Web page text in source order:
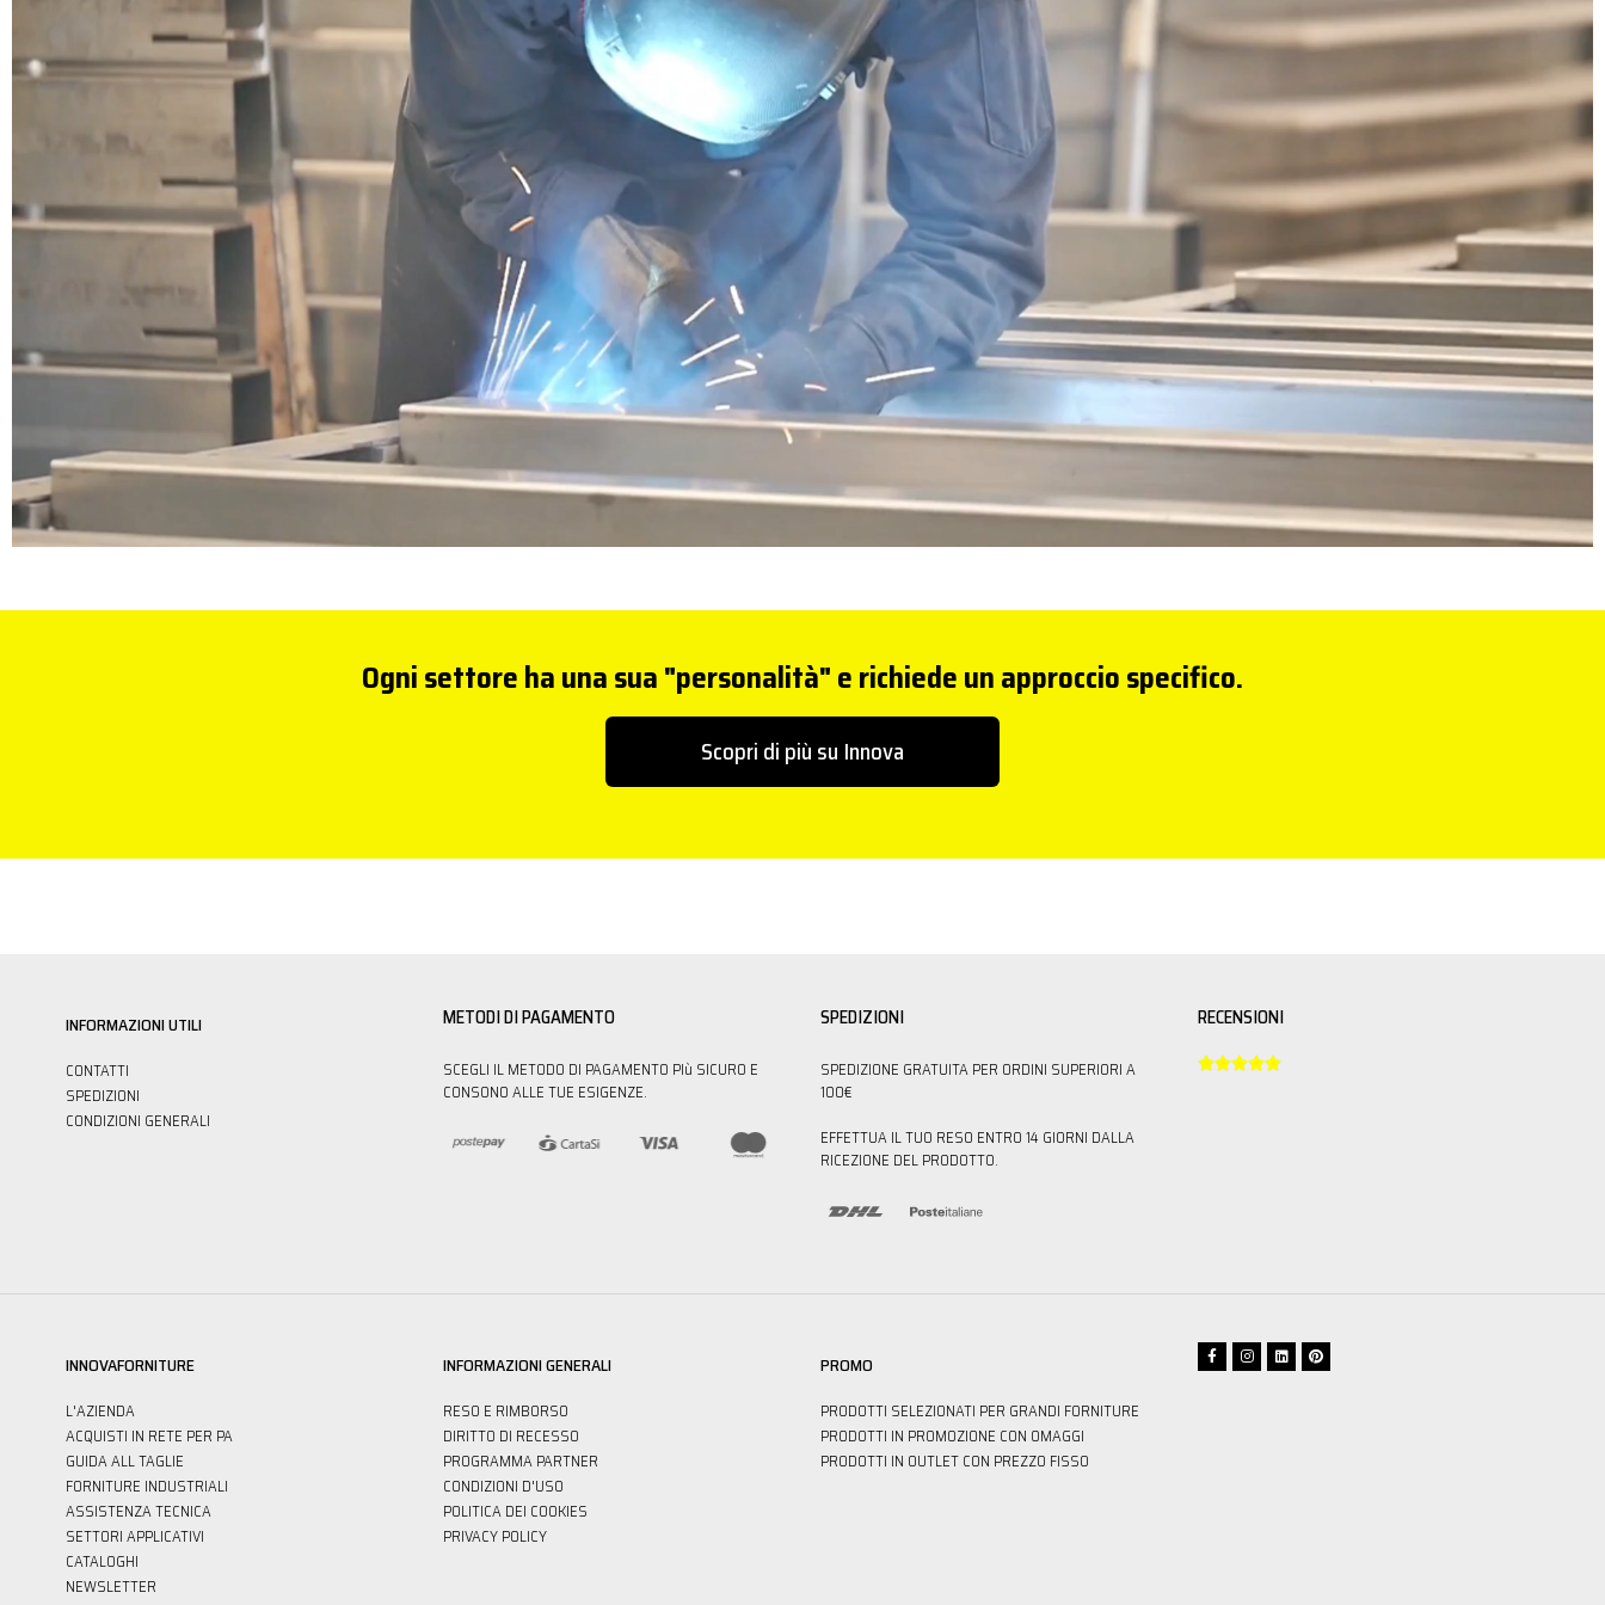
Ogni settore ha una sua "personalità" e richiede un approccio specifico.
Scopri di più su Innova
INFORMAZIONI UTILI
CONTATTI
SPEDIZIONI
CONDIZIONI GENERALI
METODI DI PAGAMENTO
SCEGLI IL METODO DI PAGAMENTO PIù SICURO E
CONSONO ALLE TUE ESIGENZE.
SPEDIZIONI
SPEDIZIONE GRATUITA PER ORDINI SUPERIORI A
100€
EFFETTUA IL TUO RESO ENTRO 14 GIORNI DALLA
RICEZIONE DEL PRODOTTO.
RECENSIONI

INNOVAFORNITURE
L'AZIENDA
ACQUISTI IN RETE PER PA
GUIDA ALL TAGLIE
FORNITURE INDUSTRIALI
ASSISTENZA TECNICA
SETTORI APPLICATIVI
CATALOGHI
NEWSLETTER
INFORMAZIONI GENERALI
RESO E RIMBORSO
DIRITTO DI RECESSO
PROGRAMMA PARTNER
CONDIZIONI D'USO
POLITICA DEI COOKIES
PRIVACY POLICY
PROMO
PRODOTTI SELEZIONATI PER GRANDI FORNITURE
PRODOTTI IN PROMOZIONE CON OMAGGI
PRODOTTI IN OUTLET CON PREZZO FISSO